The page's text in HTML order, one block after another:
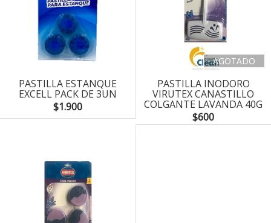
PASTILLA ESTANQUE
EXCELL PACK DE 3UN
$1.900
AGOTADO
PASTILLA INODORO
VIRUTEX CANASTILLO
COLGANTE LAVANDA 40G
$600